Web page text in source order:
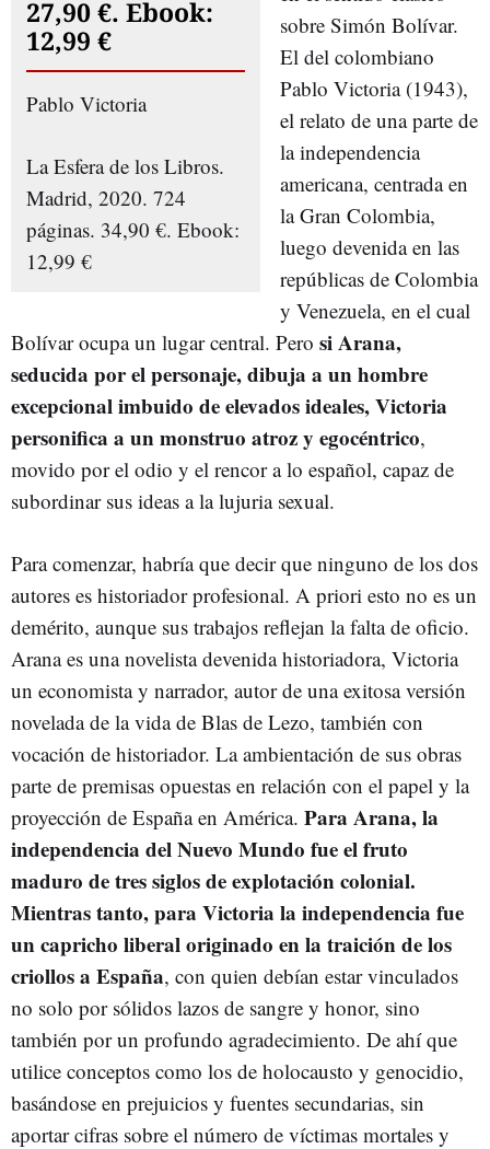
27,90 €. Ebook:
12,99 €
Pablo Victoria
La Esfera de los Libros.
Madrid, 2020. 724
páginas. 34,90 €. Ebook:
12,99 €
sobre Simón Bolívar.
El del colombiano
Pablo Victoria (1943),
el relato de una parte de
la independencia
americana, centrada en
la Gran Colombia,
luego devenida en las
repúblicas de Colombia
y Venezuela, en el cual
Bolívar ocupa un lugar central. Pero si Arana,
seducida por el personaje, dibuja a un hombre
excepcional imbuido de elevados ideales, Victoria
personifica a un monstruo atroz y egocéntrico,
movido por el odio y el rencor a lo español, capaz de
subordinar sus ideas a la lujuria sexual.
Para comenzar, habría que decir que ninguno de los dos
autores es historiador profesional. A priori esto no es un
demérito, aunque sus trabajos reflejan la falta de oficio.
Arana es una novelista devenida historiadora, Victoria
un economista y narrador, autor de una exitosa versión
novelada de la vida de Blas de Lezo, también con
vocación de historiador. La ambientación de sus obras
parte de premisas opuestas en relación con el papel y la
proyección de España en América. Para Arana, la
independencia del Nuevo Mundo fue el fruto
maduro de tres siglos de explotación colonial.
Mientras tanto, para Victoria la independencia fue
un capricho liberal originado en la traición de los
criollos a España, con quien debían estar vinculados
no solo por sólidos lazos de sangre y honor, sino
también por un profundo agradecimiento. De ahí que
utilice conceptos como los de holocausto y genocidio,
basándose en prejuicios y fuentes secundarias, sin
aportar cifras sobre el número de víctimas mortales y